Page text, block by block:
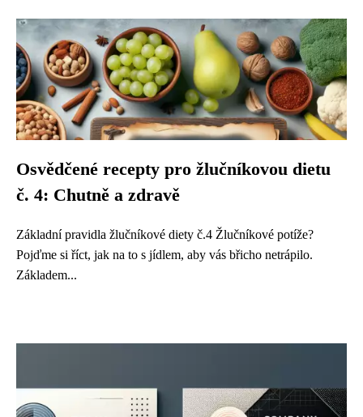
Osvědčené recepty pro žlučníkovou dietu
č. 4: Chutně a zdravě
Základní pravidla žlučníkové diety č.4 Žlučníkové potíže?
Pojďme si říct, jak na to s jídlem, aby vás břicho netrápilo.
Základem...